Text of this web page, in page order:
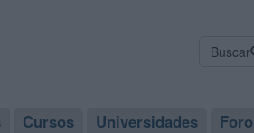
Buscar
Cursos Universidades